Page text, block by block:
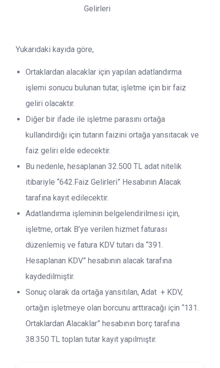
Gelirleri
Yukarıdaki kayıda göre,
Ortaklardan alacaklar için yapılan adatlandırma
işlemi sonucu bulunan tutar, işletme için bir faiz
geliri olacaktır.
Diğer bir ifade ile işletme parasını ortağa
kullandırdığı için tutarın faizini ortağa yansıtacak ve
faiz geliri elde edecektir.
Bu nedenle, hesaplanan 32.500 TL adat nitelik
itibariyle “642.Faiz Gelirleri” Hesabının Alacak
tarafına kayıt edilecektir.
Adatlandırma işleminin belgelendirilmesi için,
işletme, ortak B’ye verilen hizmet faturası
düzenlemiş ve fatura KDV tutarı da “391.
Hesaplanan KDV” hesabının alacak tarafına
kaydedilmiştir.
Sonuç olarak da ortağa yansıtılan, Adat + KDV,
ortağın işletmeye olan borcunu arttıracağı için “131.
Ortaklardan Alacaklar” hesabının borç tarafına
38.350 TL toplan tutar kayıt yapılmıştır.